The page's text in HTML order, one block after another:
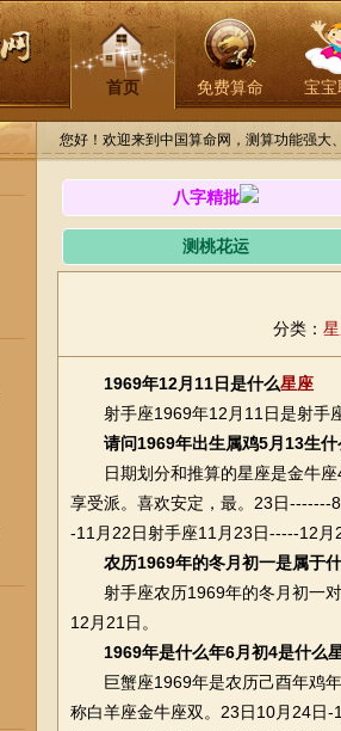
首页 免费算命 宝宝
您好！欢迎来到中国算命网，测算功能强大
八字精批
测桃花运
分类：
1969年12月11日是什么星座
射手座1969年12月11日是射手座
请问1969年出生属鸡5月13生什
日期划分和推算的星座是金牛座4
享受派。喜欢安定，最。23日
-11月22日射手座11月23日-----12月2
农历1969年的冬月初一是属于
射手座农历1969年的冬月初一对
12月21日。
1969年是什么年6月初4是什么
巨蟹座1969年是农历己酉年鸡年
称白羊座金牛座双。23日10月24日